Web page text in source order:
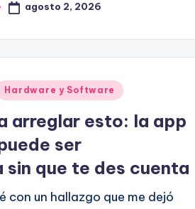
agosto 2, 2026
Hardware y Software
arreglar esto: la app
ser
sin que te des cuenta
con un hallazgo que me dejó